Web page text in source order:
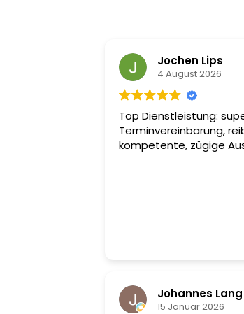
Jochen Lips
4 August 2026
Top Dienstleistung:
Terminvereinbarung,
kompetente, zügige
Johannes Lang
15 Januar 2026